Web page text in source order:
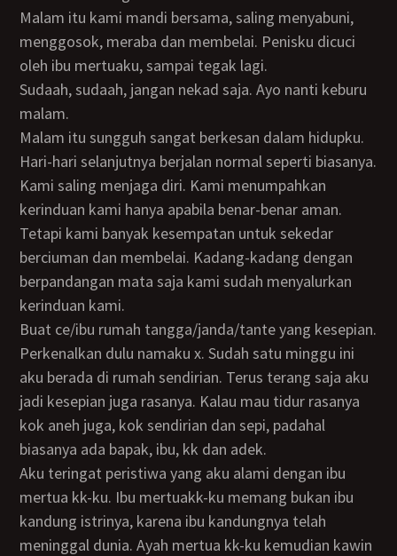
Malam itu kami mandi bersama, saling menyabuni,
menggosok, meraba dan membelai. Penisku dicuci
oleh ibu mertuaku, sampai tegak lagi.
Sudaah, sudaah, jangan nekad saja. Ayo nanti keburu
malam.
Malam itu sungguh sangat berkesan dalam hidupku.
Hari-hari selanjutnya berjalan normal seperti biasanya.
Kami saling menjaga diri. Kami menumpahkan
kerinduan kami hanya apabila benar-benar aman.
Tetapi kami banyak kesempatan untuk sekedar
berciuman dan membelai. Kadang-kadang dengan
berpandangan mata saja kami sudah menyalurkan
kerinduan kami.
buat ce/ibu rumah tangga/janda/tante yang kesepian.
Perkenalkan dulu namaku x. Sudah satu minggu ini
aku berada di rumah sendirian. Terus terang saja aku
jadi kesepian juga rasanya. Kalau mau tidur rasanya
kok aneh juga, kok sendirian dan sepi, padahal
biasanya ada bapak, ibu, kk dan adek.
Aku teringat peristiwa yang aku alami dengan ibu
mertua kk-ku. Ibu mertuakk-ku memang bukan ibu
kandung istrinya, karena ibu kandungnya telah
meninggal dunia. Ayah mertua kk-ku kemudian kawin